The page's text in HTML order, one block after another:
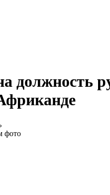
должность
фото